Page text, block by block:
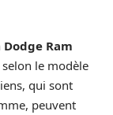
Dodge Ram
le modèle
qui sont
peuvent